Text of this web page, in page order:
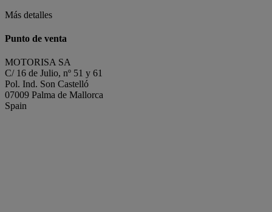
Más detalles
Punto de venta
MOTORISA SA
C/ 16 de Julio, nº 51 y 61
Pol. Ind. Son Castelló
07009 Palma de Mallorca
Spain